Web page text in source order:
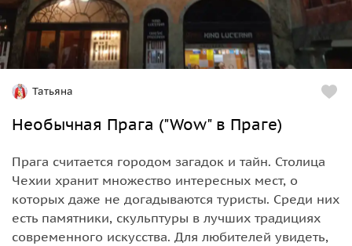
Татьяна
Необычная Прага ("Wow" в Праге)
Прага считается городом загадок и тайн. Столица
Чехии хранит множество интересных мест, о
которых даже не догадываются туристы. Среди них
есть памятники, скульптуры в лучших традициях
современного искусства. Для любителей увидеть,